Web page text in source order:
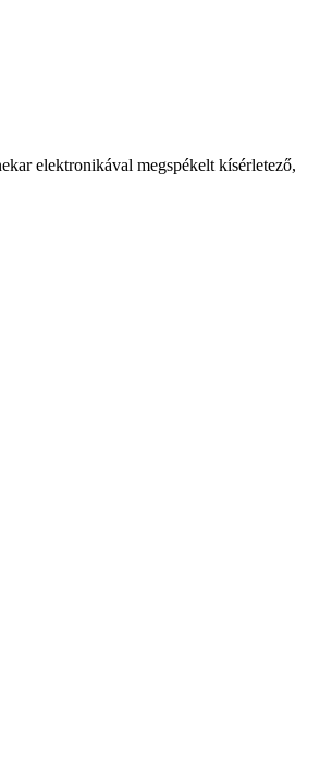
elektronikával megspékelt kísérletező,